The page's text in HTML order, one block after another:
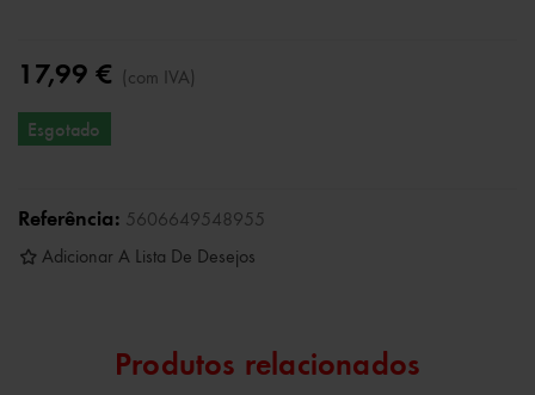
17,99 € (com IVA)
Esgotado
Referência: 5606649548955
Adicionar A Lista De Desejos
Produtos relacionados